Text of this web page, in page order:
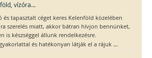
vízóra...
és tapasztalt céget keres Kelenföld közelében
szerelés miatt, akkor bátran hívjon bennünket,
is készséggel állunk rendelkezésre.
és hatékonyan látják el a rájuk ...